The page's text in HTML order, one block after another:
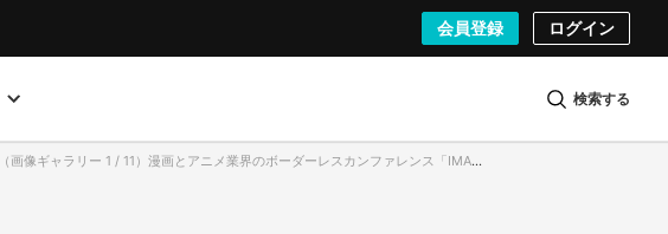
会員登録 ログイン
検索する
（画像ギャラリー 1 / 11）漫画とアニメ業界のボーダーレスカンファレンス「IMART」